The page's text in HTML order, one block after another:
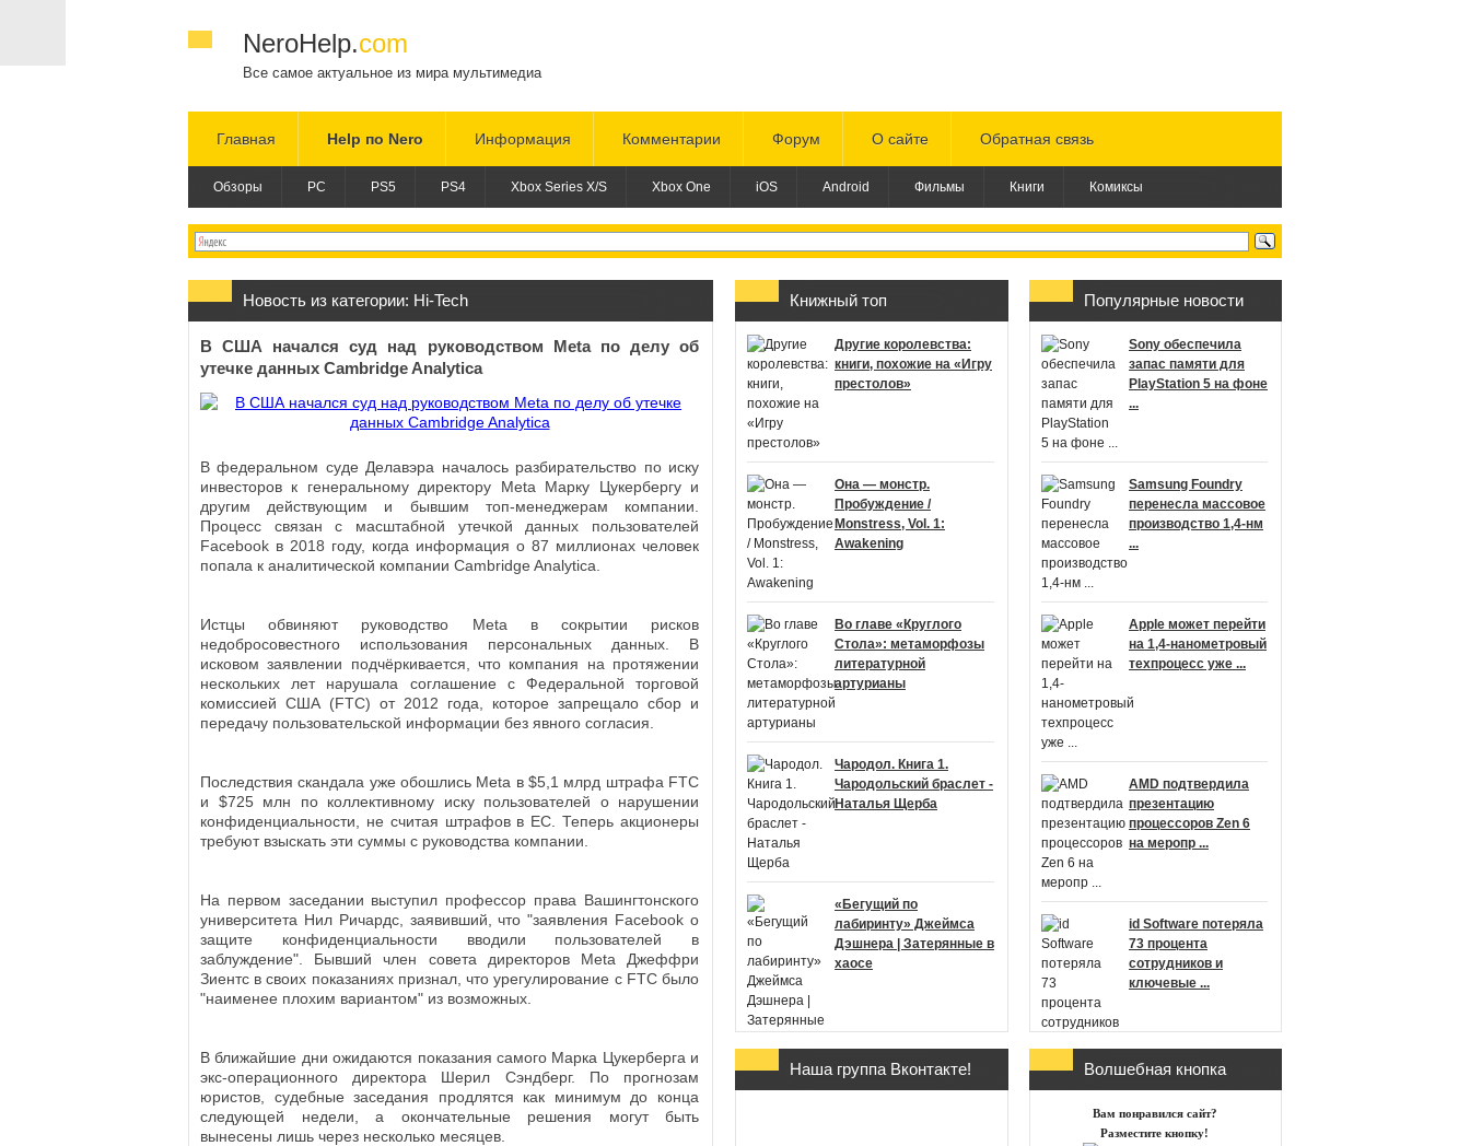
NeroHelp.com
Все самое актуальное из мира мультимедиа
Главная Help по Nero Информация Комментарии Форум О сайте Обратная связь
Обзоры PC PS5 PS4 Xbox Series X/S Xbox One iOS Android Фильмы Книги Комиксы
Новость из категории: Hi-Tech
В США начался суд над руководством Meta по делу об
утечке данных Cambridge Analytica
В федеральном суде Делавэра началось разбирательство по иску
инвесторов к генеральному директору Meta Марку Цукербергу и
другим действующим и бывшим топ-менеджерам компании.
Процесс связан с масштабной утечкой данных пользователей
Facebook в 2018 году, когда информация о 87 миллионах человек
попала к аналитической компании Cambridge Analytica.
Истцы обвиняют руководство Meta в сокрытии рисков
недобросовестного использования персональных данных. В
исковом заявлении подчёркивается, что компания на протяжении
нескольких лет нарушала соглашение с Федеральной торговой
комиссией США (FTC) от 2012 года, которое запрещало сбор и
передачу пользовательской информации без явного согласия.
Последствия скандала уже обошлись Meta в $5,1 млрд штрафа FTC
и $725 млн по коллективному иску пользователей о нарушении
конфиденциальности, не считая штрафов в ЕС. Теперь акционеры
требуют взыскать эти суммы с руководства компании.
На первом заседании выступил профессор права Вашингтонского
университета Нил Ричардс, заявивший, что "заявления Facebook о
защите конфиденциальности вводили пользователей в
заблуждение". Бывший член совета директоров Meta Джеффри
Зиентс в своих показаниях признал, что урегулирование с FTC было
"наименее плохим вариантом" из возможных.
В ближайшие дни ожидаются показания самого Марка Цукерберга и
экс-операционного директора Шерил Сэндберг. По прогнозам
юристов, судебные заседания продлятся как минимум до конца
следующей недели, а окончательные решения могут быть
вынесены лишь через несколько месяцев.
Книжный топ
Другие королевства:
книги, похожие на «Игру
престолов»
Она — монстр.
Пробуждение /
Monstress, Vol. 1:
Awakening
Во главе «Круглого
Стола»: метаморфозы
литературной
артурианы
Чародол. Книга 1.
Чародольский браслет -
Наталья Щерба
«Бегущий по
лабиринту» Джеймса
Дэшнера | Затерянные в
хаосе
Гарри Поттер и Дары
Наша группа Вконтакте!
Популярные новости
Sony обеспечила
запас памяти для
PlayStation 5 на фоне
...
Samsung Foundry
перенесла массовое
производство 1,4-нм
...
Apple может перейти
на 1,4-нанометровый
техпроцесс уже ...
AMD подтвердила
презентацию
процессоров Zen 6
на меропр ...
id Software потеряла
73 процента
сотрудников и
ключевые ...
над новой частью
Волшебная кнопка
Вам понравился сайт?
Разместите кнопку!